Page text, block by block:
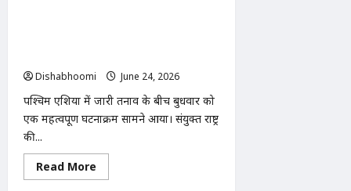
और
एसीपी
सौंपा
Dishabhoomi
June 24, 2026
पश्चिम एशिया में जारी तनाव के बीच बुधवार को
एक महत्वपूर्ण घटनाक्रम सामने आया। संयुक्त राष्ट्र
की...
Read More
more